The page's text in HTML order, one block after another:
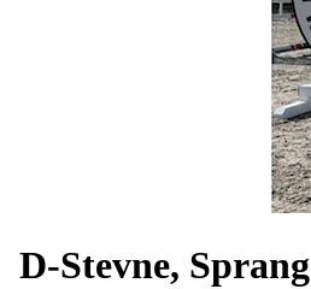
D-Stevne, Sprang